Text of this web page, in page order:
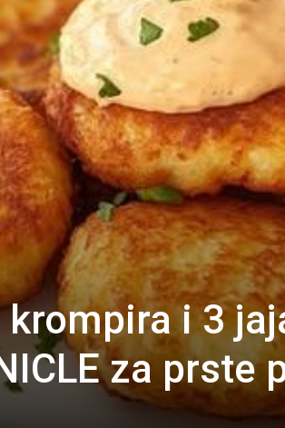
i 3
za prste